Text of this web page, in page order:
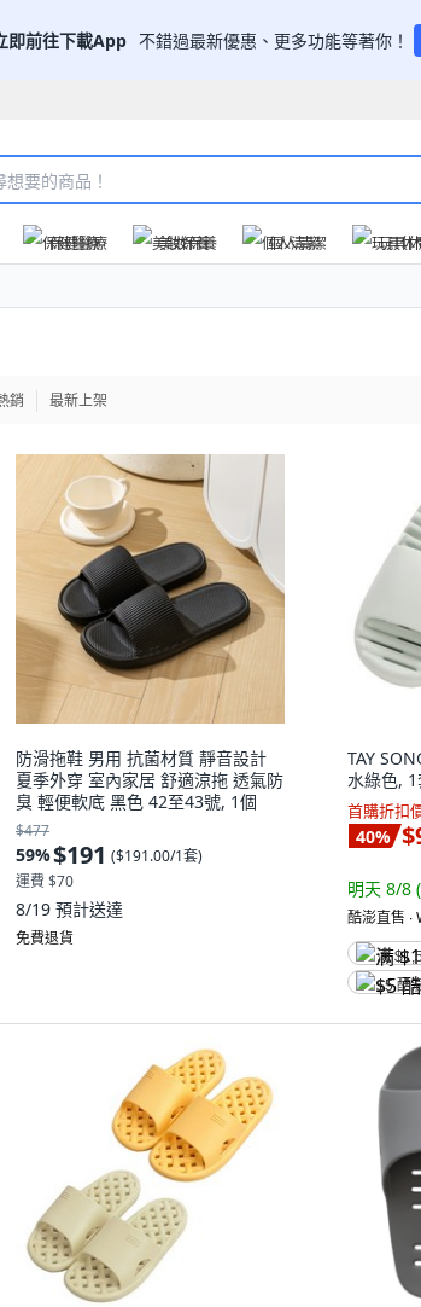
即前往下載App 不錯過最新優惠、更多功能等著你！
保健醫療 美妝保養 個人清潔 玩具
銷 最新上架
防滑拖鞋 男用 抗菌材質 靜音設計
夏季外穿 室內家居 舒適涼拖 透氣防
臭 輕便軟底 黑色 42至43號, 1個
$477
59%$191 ($191.00/1套)
運費 $70
8/19 預計送達
免費退貨
TAY
水綠色,
首購折扣
40%
明天 8/8
酷澎直售 ∙
满
$5 酷